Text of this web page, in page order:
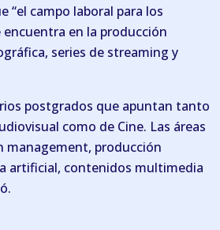
“el campo laboral para los
encuentra en la producción
series de streaming y
postgrados que apuntan tanto
como de Cine. Las áreas
management, producción
artificial, contenidos multimedia